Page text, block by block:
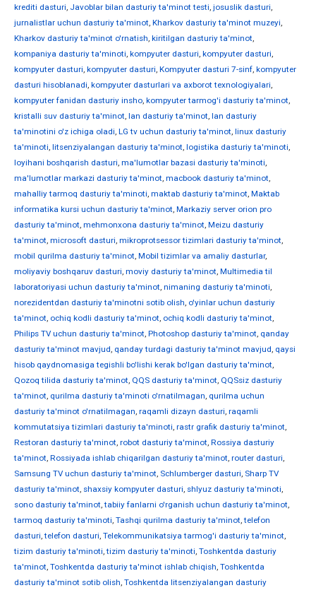
krediti dasturi, Javoblar bilan dasturiy ta'minot testi, josuslik dasturi,
jurnalistlar uchun dasturiy ta'minot, Kharkov dasturiy ta'minot muzeyi,
Kharkov dasturiy ta'minot o'rnatish, kiritilgan dasturiy ta'minot,
kompaniya dasturiy ta'minoti, kompyuter dasturi, kompyuter dasturi,
kompyuter dasturi, kompyuter dasturi, Kompyuter dasturi 7-sinf, kompyuter
dasturi hisoblanadi, kompyuter dasturlari va axborot texnologiyalari,
kompyuter fanidan dasturiy insho, kompyuter tarmog'i dasturiy ta'minot,
kristalli suv dasturiy ta'minot, lan dasturiy ta'minot, lan dasturiy
ta'minotini o'z ichiga oladi, LG tv uchun dasturiy ta'minot, linux dasturiy
ta'minoti, litsenziyalangan dasturiy ta'minot, logistika dasturiy ta'minoti,
loyihani boshqarish dasturi, ma'lumotlar bazasi dasturiy ta'minoti,
ma'lumotlar markazi dasturiy ta'minot, macbook dasturiy ta'minot,
mahalliy tarmoq dasturiy ta'minoti, maktab dasturiy ta'minot, Maktab
informatika kursi uchun dasturiy ta'minot, Markaziy server orion pro
dasturiy ta'minot, mehmonxona dasturiy ta'minot, Meizu dasturiy
ta'minot, microsoft dasturi, mikroprotsessor tizimlari dasturiy ta'minot,
mobil qurilma dasturiy ta'minot, Mobil tizimlar va amaliy dasturlar,
moliyaviy boshqaruv dasturi, moviy dasturiy ta'minot, Multimedia til
laboratoriyasi uchun dasturiy ta'minot, nimaning dasturiy ta'minoti,
norezidentdan dasturiy ta'minotni sotib olish, o'yinlar uchun dasturiy
ta'minot, ochiq kodli dasturiy ta'minot, ochiq kodli dasturiy ta'minot,
Philips TV uchun dasturiy ta'minot, Photoshop dasturiy ta'minot, qanday
dasturiy ta'minot mavjud, qanday turdagi dasturiy ta'minot mavjud, qaysi
hisob qaydnomasiga tegishli bo'lishi kerak bo'lgan dasturiy ta'minot,
Qozoq tilida dasturiy ta'minot, QQS dasturiy ta'minot, QQSsiz dasturiy
ta'minot, qurilma dasturiy ta'minoti o'rnatilmagan, qurilma uchun
dasturiy ta'minot o'rnatilmagan, raqamli dizayn dasturi, raqamli
kommutatsiya tizimlari dasturiy ta'minoti, rastr grafik dasturiy ta'minot,
Restoran dasturiy ta'minot, robot dasturiy ta'minot, Rossiya dasturiy
ta'minot, Rossiyada ishlab chiqarilgan dasturiy ta'minot, router dasturi,
Samsung TV uchun dasturiy ta'minot, Schlumberger dasturi, Sharp TV
dasturiy ta'minot, shaxsiy kompyuter dasturi, shlyuz dasturiy ta'minoti,
sono dasturiy ta'minot,tabiiy fanlarni o'rganish uchun dasturiy ta'minot,
tarmoq dasturiy ta'minoti, Tashqi qurilma dasturiy ta'minot,telefon
dasturi,telefon dasturi, Telekommunikatsiya tarmog'i dasturiy ta'minot,
tizim dasturiy ta'minoti,tizim dasturiy ta'minoti, Toshkentda dasturiy
ta'minot, Toshkentda dasturiy ta'minot ishlab chiqish, Toshkentda
dasturiy ta'minot sotib olish, Toshkentda litsenziyalangan dasturiy